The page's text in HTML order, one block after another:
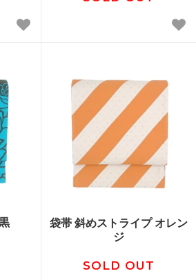
袋帯 斜めストライプ オレン
ジ
SOLD OUT